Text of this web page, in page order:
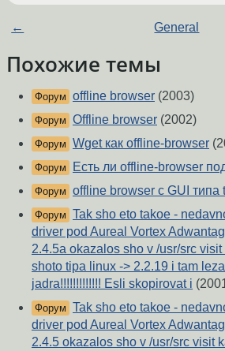
← General
Похожие темы
Форум offline browser (2003)
Форум Offline browser (2002)
Форум Wget как offline-browser
Форум Есть ли offline-browser
Форум offline browser с GUI типа
Форум Tak sho eto takoe -
driver pod Aureal Vortex
2.4.5a okazalos sho v /usr/src
shoto tipa linux -> 2.2.19 i tam
jadra!!!!!!!!!!!!! Esli skopirovat i
Форум Tak sho eto takoe -
driver pod Aureal Vortex
2.4.5 okazalos sho v /usr/src visit